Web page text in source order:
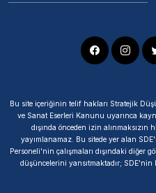
Bu site içeriğinin telif hakları Stratejik
ve Sanat Eserleri Kanunu uyarınca
dışında önceden izin
yayımlanamaz. Bu sitede yer alan
Personeli'nin çalışmaları dışındaki diğer
düşüncelerini yansıtmaktadır;